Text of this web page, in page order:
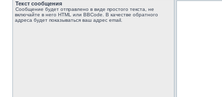
Текст сообщения
Сообщение будет отправлено в виде простого текста, не
включайте в него HTML или BBCode. В качестве обратного
адреса будет показываться ваш адрес email.